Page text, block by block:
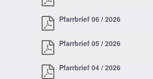
Pfarrbrief 06 / 2026
Pfarrbrief 05 / 2026
Pfarrbrief 04 / 2026